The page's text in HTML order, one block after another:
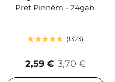
Pret Pinnēm - 24gab.
1323
3,70 €
2,59 €